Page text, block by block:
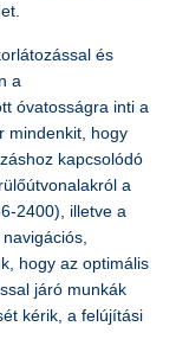
és
a
óvatosságra inti a
mindenkit, hogy
kapcsolódó
a
2400), illetve a
hogy az optimális
járó munkák
kérik, a felújítási